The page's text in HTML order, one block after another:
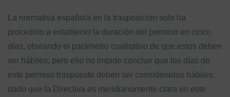
La normativa española en la trasposición solo ha
procedido a establecer la duración del permiso en cinco
días, obviando el parámetro cualitativo de que estos deben
ser hábiles; pero ello no impide concluir que los días de
este permiso traspuesto deben ser considerados hábiles,
dado que la Directiva es meridianamente clara en este